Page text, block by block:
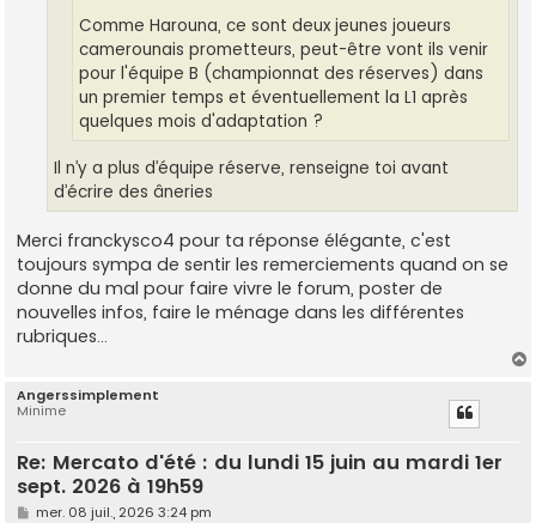
Comme Harouna, ce sont deux jeunes joueurs
camerounais prometteurs, peut-être vont ils venir
pour l'équipe B (championnat des réserves) dans
un premier temps et éventuellement la L1 après
quelques mois d'adaptation ?
Il n’y a plus d’équipe réserve, renseigne toi avant
d’écrire des âneries
Merci franckysco4 pour ta réponse élégante, c'est
toujours sympa de sentir les remerciements quand on se
donne du mal pour faire vivre le forum, poster de
nouvelles infos, faire le ménage dans les différentes
rubriques...
Angerssimplement
Minime
Re: Mercato d'été : du lundi 15 juin au mardi 1er
sept. 2026 à 19h59
M
mer. 08 juil., 2026 3:24 pm